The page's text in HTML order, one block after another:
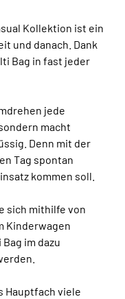
Kollektion ist ein
und danach. Dank
Bag in fast jeder
jede
macht
Denn mit der
Tag spontan
kommen soll.
sich mithilfe von
Kinderwagen
im dazu
Hauptfach viele